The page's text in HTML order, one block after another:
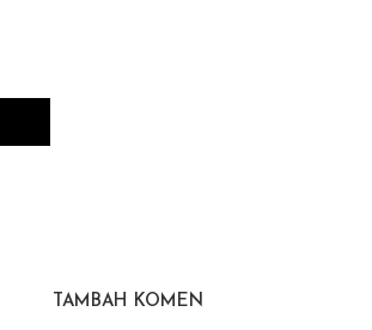
TAMBAH KOMEN